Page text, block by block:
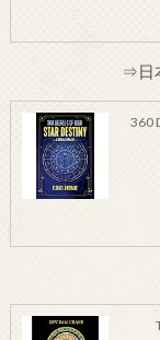
⇒日
360